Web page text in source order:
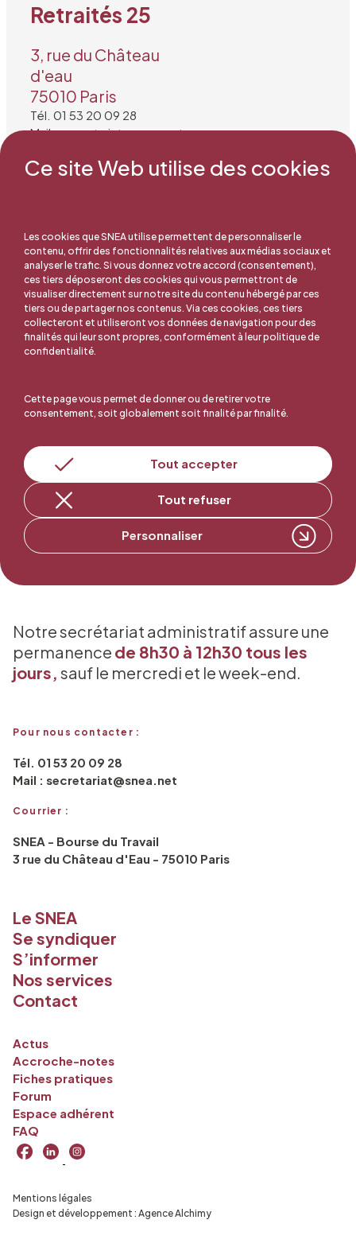
Ce site Web utilise des cookies
Les cookies que SNEA utilise permettent de personnaliser le
contenu, offrir des fonctionnalités relatives aux médias sociaux et
analyser le trafic. Si vous donnez votre accord (consentement),
ces tiers déposeront des cookies qui vous permettront de
visualiser directement sur notre site du contenu hébergé par ces
tiers ou de partager nos contenus. Via ces cookies, ces tiers
collecteront et utiliseront vos données de navigation pour des
finalités qui leur sont propres, conformément à leur politique de
confidentialité.
Cette page vous permet de donner ou de retirer votre
consentement, soit globalement soit finalité par finalité.
Tout accepter
Tout refuser
Personnaliser
Retraités 25
3, rue du Château
d'eau
75010 Paris
Tél. 01 53 20 09 28
Mail : secretariat@snea.net
En ligne, c'est facile !
Adhérer au SNEA
Notre secrétariat administratif assure une
permanence de 8h30 à 12h30 tous les
jours, sauf le mercredi et le week-end.
Pour nous contacter :
Tél. 01 53 20 09 28
Mail : secretariat@snea.net
Courrier :
SNEA - Bourse du Travail
3 rue du Château d'Eau - 75010 Paris
Le SNEA
Se syndiquer
S’informer
Nos services
Contact
Actus
Accroche-notes
Fiches pratiques
Forum
Espace adhérent
FAQ
Design et développement : Agence Alchimy
Mentions légales